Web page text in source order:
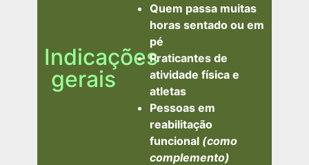
Indicações
gerais
Quem passa muitas
horas sentado ou em
pé
Praticantes de
atividade física e
atletas
Pessoas em
reabilitação
funcional (como
complemento)